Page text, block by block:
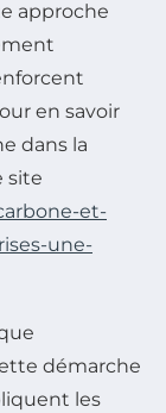
approche
en savoir
dans la
site
et-
une-
démarche
les